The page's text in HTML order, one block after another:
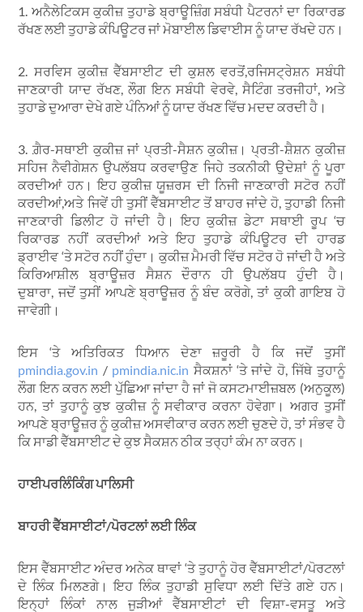
1. ਅਨੈਲੇਟਿਕਸ ਕੁਕੀਜ਼ ਤੁਹਾਡੇ ਬ੍ਰਾਊਜ਼ਿੰਗ ਸਬੰਧੀ ਪੈਟਰਨਾਂ ਦਾ ਰਿਕਾਰਡ
ਰੱਖਣ ਲਈ ਤੁਹਾਡੇ ਕੰਪਿਊਟਰ ਜਾਂ ਮੋਬਾਈਲ ਡਿਵਾਈਸ ਨੂੰ ਯਾਦ ਰੱਖਦੇ ਹਨ।
2. ਸਰਵਿਸ ਕੁਕੀਜ਼ ਵੈੱਬਸਾਈਟ ਦੀ ਕੁਸ਼ਲ ਵਰਤੋਂ,ਰਜਿਸਟ੍ਰੇਸ਼ਨ ਸਬੰਧੀ
ਜਾਣਕਾਰੀ ਯਾਦ ਰੱਖਣ, ਲੌਗ ਇਨ ਸਬੰਧੀ ਵੇਰਵੇ, ਸੈਟਿੰਗ ਤਰਜੀਹਾਂ, ਅਤੇ
ਤੁਹਾਡੇ ਦੁਆਰਾ ਦੇਖੇ ਗਏ ਪੰਨਿਆਂ ਨੂੰ ਯਾਦ ਰੱਖਣ ਵਿੱਚ ਮਦਦ ਕਰਦੀ ਹੈ।
3. ਗ਼ੈਰ-ਸਥਾਈ ਕੁਕੀਜ਼ ਜਾਂ ਪ੍ਰਤੀ-ਸੈਸ਼ਨ ਕੁਕੀਜ਼। ਪ੍ਰਤੀ-ਸ਼ੈਸ਼ਨ ਕੁਕੀਜ਼
ਸਹਿਜ ਨੈਵੀਗੇਸ਼ਨ ਉਪਲੱਬਧ ਕਰਵਾਉਣ ਜਿਹੇ ਤਕਨੀਕੀ ਉਦੇਸ਼ਾਂ ਨੂੰ ਪੂਰਾ
ਕਰਦੀਆਂ ਹਨ। ਇਹ ਕੁਕੀਜ਼ ਯੂਜ਼ਰਸ ਦੀ ਨਿਜੀ ਜਾਣਕਾਰੀ ਸਟੋਰ ਨਹੀਂ
ਕਰਦੀਆਂ,ਅਤੇ ਜਿਵੇਂ ਹੀ ਤੁਸੀਂ ਵੈੱਬਸਾਈਟ ਤੋਂ ਬਾਹਰ ਜਾਂਦੇ ਹੋ, ਤੁਹਾਡੀ ਨਿਜੀ
ਜਾਣਕਾਰੀ ਡਿਲੀਟ ਹੋ ਜਾਂਦੀ ਹੈ। ਇਹ ਕੁਕੀਜ਼ ਡੇਟਾ ਸਥਾਈ ਰੂਪ ‘ਚ
ਰਿਕਾਰਡ ਨਹੀਂ ਕਰਦੀਆਂ ਅਤੇ ਇਹ ਤੁਹਾਡੇ ਕੰਪਿਊਟਰ ਦੀ ਹਾਰਡ
ਡ੍ਰਾਈਵ ‘ਤੇ ਸਟੋਰ ਨਹੀਂ ਹੁੰਦਾ। ਕੁਕੀਜ਼ ਮੈਮਰੀ ਵਿੱਚ ਸਟੋਰ ਹੋ ਜਾਂਦੀ ਹੈ ਅਤੇ
ਕਿਰਿਆਸ਼ੀਲ ਬ੍ਰਾਊਜ਼ਰ ਸੈਸ਼ਨ ਦੌਰਾਨ ਹੀ ਉਪਲੱਬਧ ਹੁੰਦੀ ਹੈ।
ਦੁਬਾਰਾ, ਜਦੋਂ ਤੁਸੀਂ ਆਪਣੇ ਬ੍ਰਾਊਜ਼ਰ ਨੂੰ ਬੰਦ ਕਰੋਗੇ, ਤਾਂ ਕੁਕੀ ਗਾਇਬ ਹੋ
ਜਾਵੇਗੀ।
ਇਸ ‘ਤੇ ਅਤਿਰਿਕਤ ਧਿਆਨ ਦੇਣਾ ਜ਼ਰੂਰੀ ਹੈ ਕਿ ਜਦੋਂ ਤੁਸੀਂ
pmindia.gov.in / pmindia.nic.in ਸੈਕਸ਼ਨਾਂ ‘ਤੇ ਜਾਂਦੇ ਹੋ, ਜਿੱਥੇ ਤੁਹਾਨੂੰ
ਲੌਗ ਇਨ ਕਰਨ ਲਈ ਪੁੱਛਿਆ ਜਾਂਦਾ ਹੈ ਜਾਂ ਜੋ ਕਸਟਮਾਈਜ਼ਬਲ (ਅਨੁਕੂਲ)
ਹਨ, ਤਾਂ ਤੁਹਾਨੂੰ ਕੁਝ ਕੁਕੀਜ਼ ਨੂੰ ਸਵੀਕਾਰ ਕਰਨਾ ਹੋਵੇਗਾ। ਅਗਰ ਤੁਸੀਂ
ਆਪਣੇ ਬ੍ਰਾਊਜ਼ਰ ਨੂੰ ਕੁਕੀਜ਼ ਅਸਵੀਕਾਰ ਕਰਨ ਲਈ ਚੁਣਦੇ ਹੋ, ਤਾਂ ਸੰਭਵ ਹੈ
ਕਿ ਸਾਡੀ ਵੈੱਬਸਾਈਟ ਦੇ ਕੁਝ ਸੈਕਸ਼ਨ ਠੀਕ ਤਰ੍ਹਾਂ ਕੰਮ ਨਾ ਕਰਨ।
ਹਾਈਪਰਲਿੰਕਿੰਗ ਪਾਲਿਸੀ
ਬਾਹਰੀ ਵੈੱਬਸਾਈਟਾਂ/ਪੋਰਟਲਾਂ ਲਈ ਲਿੰਕ
ਇਸ ਵੈੱਬਸਾਈਟ ਅੰਦਰ ਅਨੇਕ ਥਾਵਾਂ ‘ਤੇ ਤੁਹਾਨੂੰ ਹੋਰ ਵੈੱਬਸਾਈਟਾਂ/ਪੋਰਟਲਾਂ
ਦੇ ਲਿੰਕ ਮਿਲਣਗੇ। ਇਹ ਲਿੰਕ ਤੁਹਾਡੀ ਸੁਵਿਧਾ ਲਈ ਦਿੱਤੇ ਗਏ ਹਨ।
ਇਨ੍ਹਾਂ ਲਿੰਕਾਂ ਨਾਲ ਜੁੜੀਆਂ ਵੈੱਬਸਾਈਟਾਂ ਦੀ ਵਿਸ਼ਾ-ਵਸਤੂ ਅਤੇ